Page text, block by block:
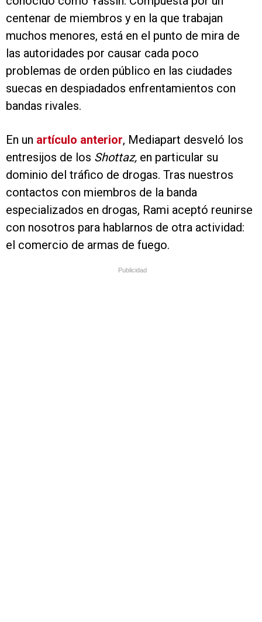
centenar de miembros y en la que trabajan
muchos menores, está en el punto de mira de
las autoridades por causar cada poco
problemas de orden público en las ciudades
suecas en despiadados enfrentamientos con
bandas rivales.
En un artículo anterior, Mediapart desveló los
entresijos de los Shottaz, en particular su
dominio del tráfico de drogas. Tras nuestros
contactos con miembros de la banda
especializados en drogas, Rami aceptó reunirse
con nosotros para hablarnos de otra actividad:
el comercio de armas de fuego.
Publicidad